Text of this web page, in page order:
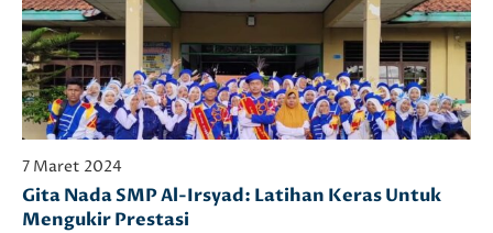
7 Maret 2024
Gita Nada SMP Al-Irsyad: Latihan Keras Untuk
Mengukir Prestasi